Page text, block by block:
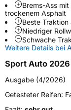
Weitere
SchlauchtypTL
VerstärktXL
Felgenschutz
Brems-Ass
trockenem Asphalt
Beste Traktion
Niedriger
Schwache
Weitere Details bei
Sport Auto 2026
Ausgabe (4/2026)
Getesteter Reifen: